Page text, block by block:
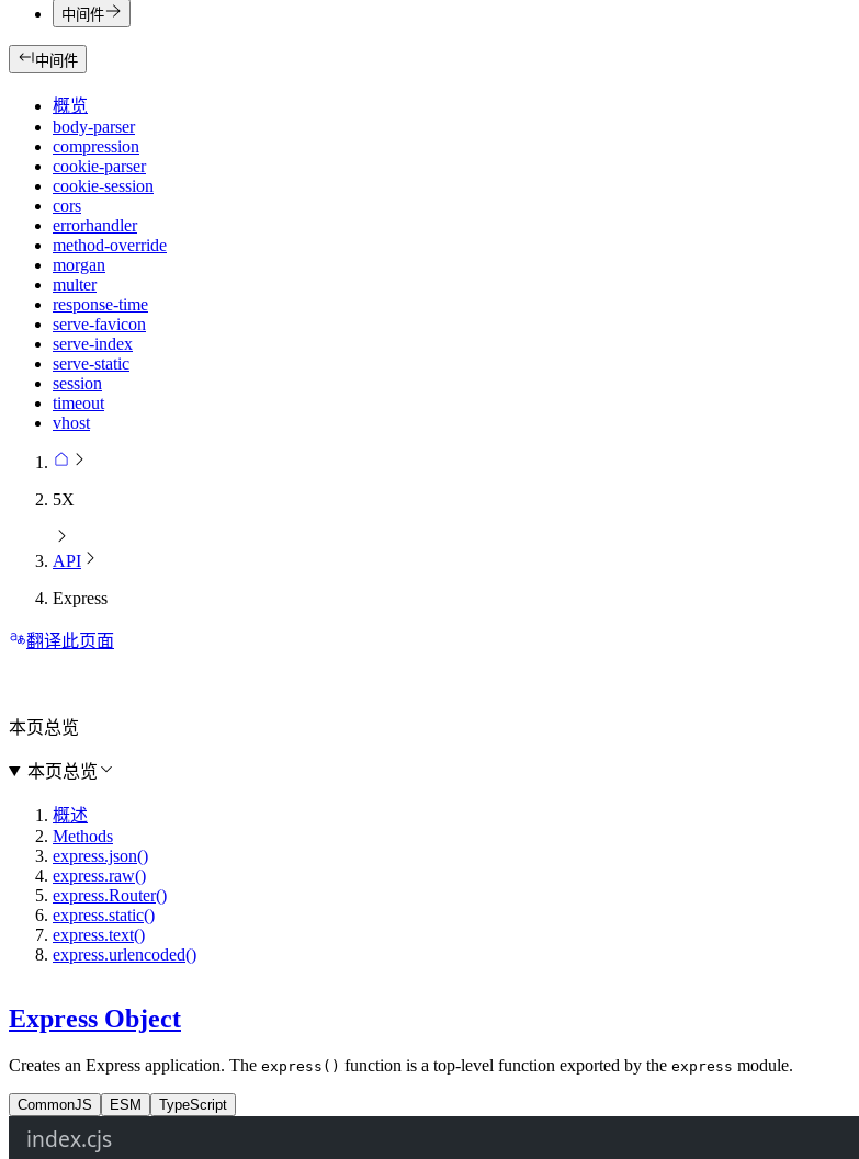
中间件
中间件
概览
body-parser
compression
cookie-parser
cookie-session
cors
errorhandler
method-override
morgan
multer
response-time
serve-favicon
serve-index
serve-static
session
timeout
vhost
5X
API
Express
翻译此页面
Express Object
Creates an Express application. The express() function is a top-level function exported by the express module.
CommonJS ESM TypeScript
index.cjs
本页总览
本页总览
概述
Methods
express.json()
express.raw()
express.Router()
express.static()
express.text()
express.urlencoded()